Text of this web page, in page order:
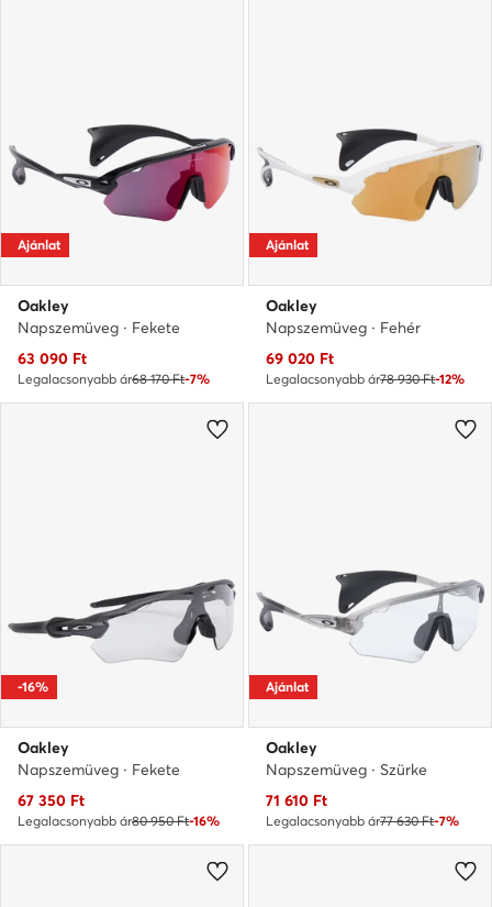
Ajánlat
Oakley
Napszemüveg · Fekete
Aktuális ár
63 090 Ft
Legalacsonyabb ár68 170 Ft-7%
Ajánlat
Oakley
Napszemüveg · Fehér
Aktuális ár
69 020 Ft
Legalacsonyabb ár78 930 Ft-12%
-16%
Oakley
Napszemüveg · Fekete
Aktuális ár
67 350 Ft
Legalacsonyabb ár80 950 Ft-16%
Ajánlat
Oakley
Napszemüveg · Szürke
Aktuális ár
71 610 Ft
Legalacsonyabb ár77 630 Ft-7%